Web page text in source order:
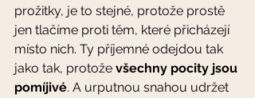
prožitky, je to stejné, protože prostě
jen tlačíme proti těm, které přicházejí
místo nich. Ty příjemné odejdou tak
jako tak, protože všechny pocity jsou
pomíjivé. A urputnou snahou udržet